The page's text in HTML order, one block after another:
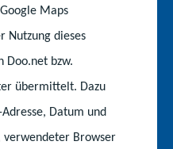
Maps
Nutzung dieses
Doo.net bzw.
übermittelt. Dazu
Datum und
verwendeter Browser